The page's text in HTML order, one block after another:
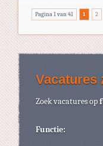
Pagina 1 van 41 1 2
Vacatures
Zoek vacatures op
Functie: